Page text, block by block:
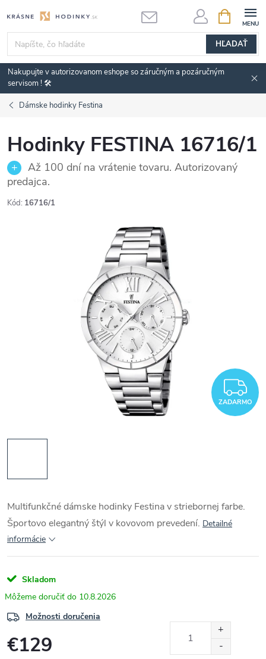
na
obsah
HĽADAŤ
KOŠÍK
Nakupujte v autorizovanom eshope so záručným a pozáručným
servisom ! 🛠️
Dámske hodinky Festina
Hodinky FESTINA 16716/1
Až 100 dní na vrátenie tovaru. Autorizovaný
predajca.
Kód: 16716/1
ZADARMO
Multifunkčné dámske hodinky Festina v striebornej farbe.
Športovo elegantný štýl v kovovom prevedení. Detailné
informácie
Skladom
10.8.2026
Možnosti doručenia
€129